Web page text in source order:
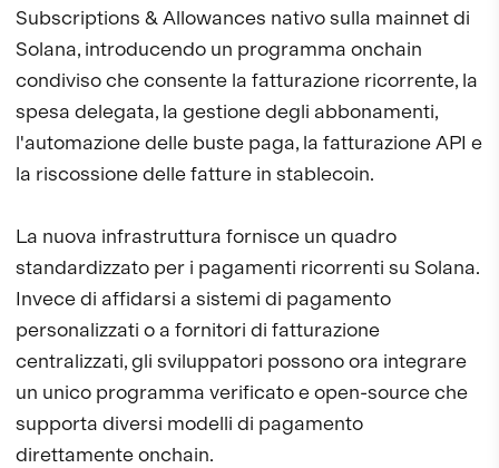
Subscriptions & Allowances nativo sulla mainnet di
Solana, introducendo un programma onchain
condiviso che consente la fatturazione ricorrente, la
spesa delegata, la gestione degli abbonamenti,
l'automazione delle buste paga, la fatturazione API e
la riscossione delle fatture in stablecoin.
La nuova infrastruttura fornisce un quadro
standardizzato per i pagamenti ricorrenti su Solana.
Invece di affidarsi a sistemi di pagamento
personalizzati o a fornitori di fatturazione
centralizzati, gli sviluppatori possono ora integrare
un unico programma verificato e open-source che
supporta diversi modelli di pagamento
direttamente onchain.